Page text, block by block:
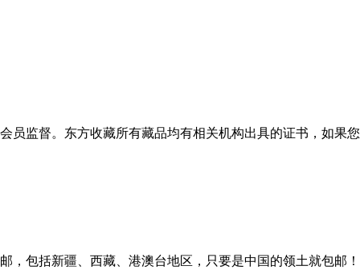
员监督。东方收藏所有藏品均有相关机构出具的证书，如果
，包括新疆、西藏、港澳台地区，只要是中国的领土就包邮